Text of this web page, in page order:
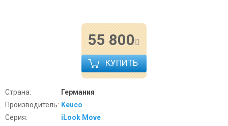
55 800
КУПИТЬ
Страна:
Германия
Производитель: Keuco
Серия:
iLook Move